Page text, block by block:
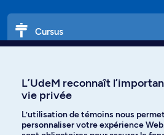
Cursus
Langues
L’UdeM reconnaît
vie privée
L’utilisation de témoins nous
personnaliser votre expérience